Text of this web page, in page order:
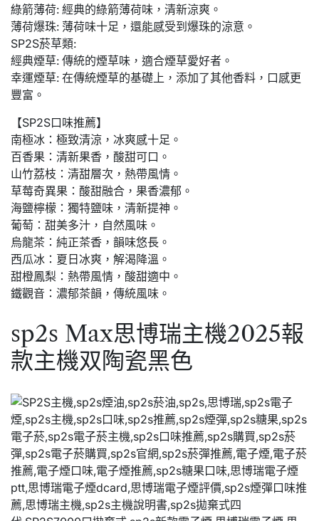
綠箭薄荷: 經典的綠箭薄荷味，清新涼爽。
薄荷爆珠: 薄荷味十足，還能感受到爆珠的涼意。
SP2S菸草類:
經典煙草: 傳統的煙草味，適合煙草愛好者。
幸運煙草: 在傳統煙草的基礎上，添加了其他香料，口感更
豐富。
【SP2S口味推薦】
南極冰：極致清涼，冰爽感十足。
百香果：清新果香，酸甜可口。
山竹荔枝：清甜層次，熱帶風情。
草莓奇異果：酸甜融合，果香濃郁。
海鹽檸檬：獨特鹽味，清新提神。
葡萄：甜美多汁，自然風味。
烏龍茶：純正茶香，韻味悠長。
西瓜冰：夏日冰爽，解渴降溫。
甜橙鳳梨：熱帶風情，酸甜適中。
鐵觀音：濃郁茶韻，傳統風味。
sp2s Max思博瑞主機2025報
款主機双陶瓷黑色